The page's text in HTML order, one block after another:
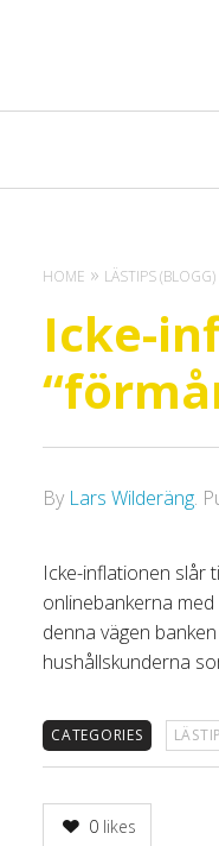
HOME LÄSTIPS (BLOGG)
Icke-
By Lars Wilderäng.
Icke-inflationen slår
onlinebankerna med
denna vägen
hushållskunderna
CATEGORIES
0 likes